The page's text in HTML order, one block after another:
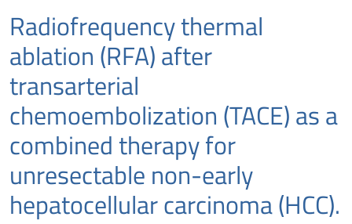
Radiofrequency thermal
ablation (RFA) after
transarterial
chemoembolization (TACE) as a
combined therapy for
unresectable non-early
hepatocellular carcinoma (HCC).